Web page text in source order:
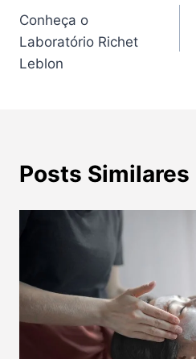
de
Post
Conheça o
Laboratório Richet
Leblon
Posts Similares